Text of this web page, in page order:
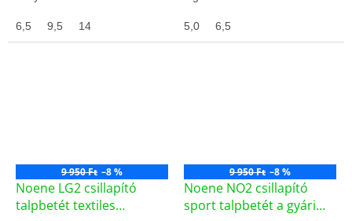
spanyol honban készül. A felső
6,5 9,5 14
nedvszívó, gyorsan
megszárad
5,0 6,5
9 950 Ft –8 %
Noene LG2 csillapító
talpbetét textiles
9 950 Ft –8 %
Noene NO2 csillapító
sport talpbetét a gyári